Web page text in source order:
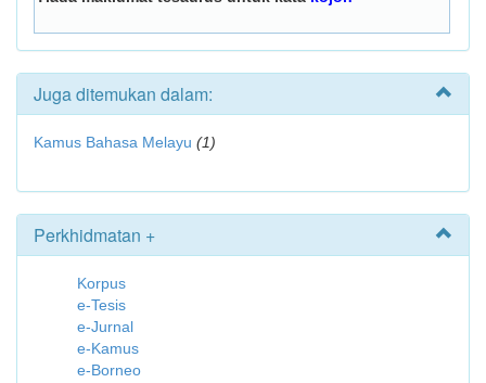
Juga ditemukan dalam:
Kamus Bahasa Melayu (1)
Perkhidmatan +
Korpus
e-Tesis
e-Jurnal
e-Kamus
e-Borneo